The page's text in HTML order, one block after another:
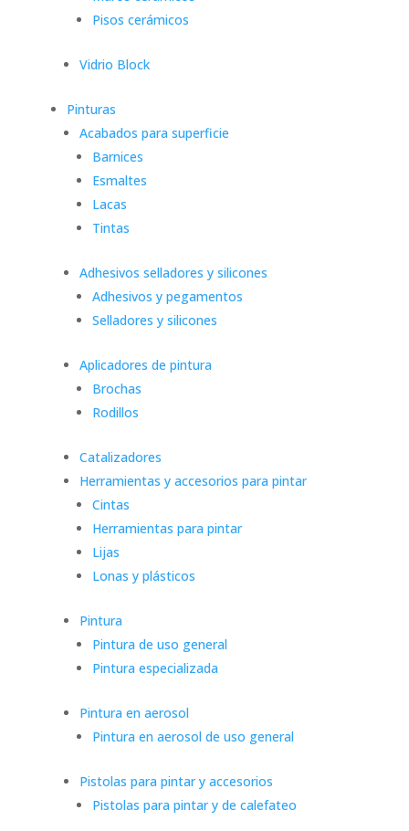
Pisos cerámicos
Vidrio Block
Pinturas
Acabados para superficie
Barnices
Esmaltes
Lacas
Tintas
Adhesivos selladores y silicones
Adhesivos y pegamentos
Selladores y silicones
Aplicadores de pintura
Brochas
Rodillos
Catalizadores
Herramientas y accesorios para pintar
Cintas
Herramientas para pintar
Lijas
Lonas y plásticos
Pintura
Pintura de uso general
Pintura especializada
Pintura en aerosol
Pintura en aerosol de uso general
Pistolas para pintar y accesorios
Pistolas para pintar y de calefateo